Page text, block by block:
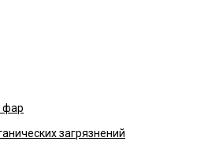
фар
загрязнений